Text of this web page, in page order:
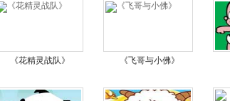
《花精灵战队》 《飞哥与小佛》